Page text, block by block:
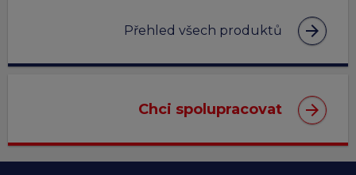
Přehled všech produktů arrow_forward
Chci spolupracovat arrow_forward